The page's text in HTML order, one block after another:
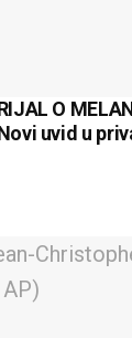
O
uvid u